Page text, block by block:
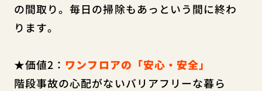
の間取り。毎日の掃除もあっという間に終わ
ります。
★価値2： ワンフロアの「安心・安全」
階段事故の心配がないバリアフリーな暮ら